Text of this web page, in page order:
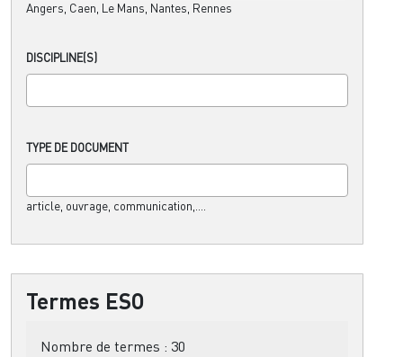
Angers, Caen, Le Mans, Nantes, Rennes
DISCIPLINE(S)
TYPE DE DOCUMENT
article, ouvrage, communication,....
Termes ESO
Nombre de termes : 30